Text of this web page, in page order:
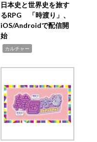
日本史と世界史を旅す
るRPG 「時渡り」、
iOS/Androidで配信開
始
カルチャー